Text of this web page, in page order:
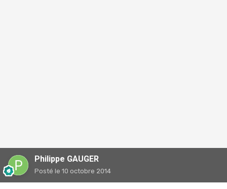
Philippe GAUGER
Posté le 10 octobre 2014